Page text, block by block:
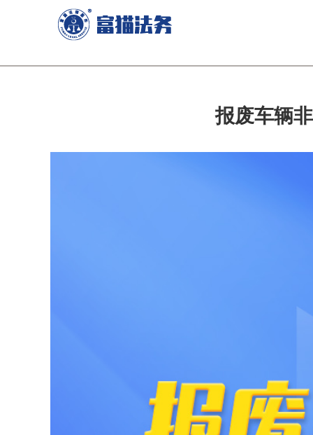
报废车辆